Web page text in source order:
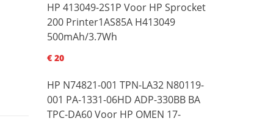
HP 413049-2S1P Voor HP Sprocket
200 Printer1AS85A H413049
500mAh/3.7Wh
€ 20
HP N74821-001 TPN-LA32 N80119-
001 PA-1331-06HD ADP-330BB BA
TPC-DA60 Voor HP OMEN 17-